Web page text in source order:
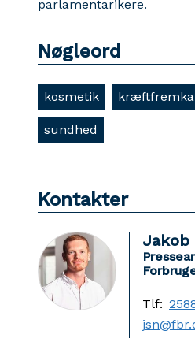
parlamentarikere.
Nøgleord
kosmetik
sundhed
Kontakter
Jakob
Tlf: